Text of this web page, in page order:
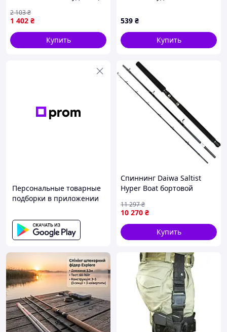
и компактное для озер и
рек FLAME
1 402 ₴
2 103₴
Купить
Basic 180g 3,3m (2439064)
539 ₴
Купить
Персональные товарные
подборки в приложении
Спиннинг Daiwa Saltist
Hyper Boat бортовой
Carbon Fuji для лодки 1
10 270 ₴
11 297₴
Купить